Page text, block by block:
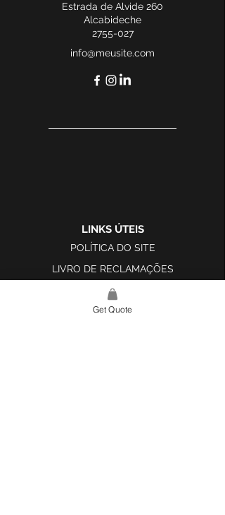
Estrada de Alvide 260
Alcabideche
2755-027
info@meusite.com
LINKS ÚTEIS
POLÍTICA DO SITE
LIVRO DE RECLAMAÇÕES
Get Quote